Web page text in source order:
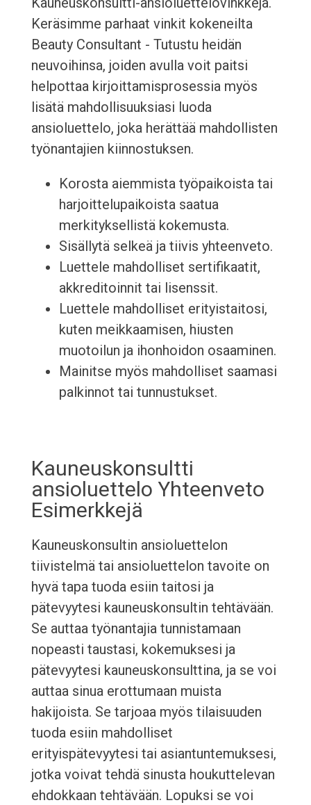
Keräsimme parhaat vinkit kokeneilta
Beauty Consultant - Tutustu heidän
neuvoihinsa, joiden avulla voit paitsi
helpottaa kirjoittamisprosessia myös
lisätä mahdollisuuksiasi luoda
ansioluettelo, joka herättää mahdollisten
työnantajien kiinnostuksen.
Korosta aiemmista työpaikoista tai
harjoittelupaikoista saatua
merkityksellistä kokemusta.
Sisällytä selkeä ja tiivis yhteenveto.
Luettele mahdolliset sertifikaatit,
akkreditoinnit tai lisenssit.
Luettele mahdolliset erityistaitosi,
kuten meikkaamisen, hiusten
muotoilun ja ihonhoidon osaaminen.
Mainitse myös mahdolliset saamasi
palkinnot tai tunnustukset.
Kauneuskonsultti
ansioluettelo Yhteenveto
Esimerkkejä
Kauneuskonsultin ansioluettelon
tiivistelmä tai ansioluettelon tavoite on
hyvä tapa tuoda esiin taitosi ja
pätevyytesi kauneuskonsultin tehtävään.
Se auttaa työnantajia tunnistamaan
nopeasti taustasi, kokemuksesi ja
pätevyytesi kauneuskonsulttina, ja se voi
auttaa sinua erottumaan muista
hakijoista. Se tarjoaa myös tilaisuuden
tuoda esiin mahdolliset
erityispätevyytesi tai asiantuntemuksesi,
jotka voivat tehdä sinusta houkuttelevan
ehdokkaan tehtävään. Lopuksi se voi